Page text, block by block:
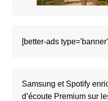
[better-ads
Samsung et Spotify
d’écoute Premium sur